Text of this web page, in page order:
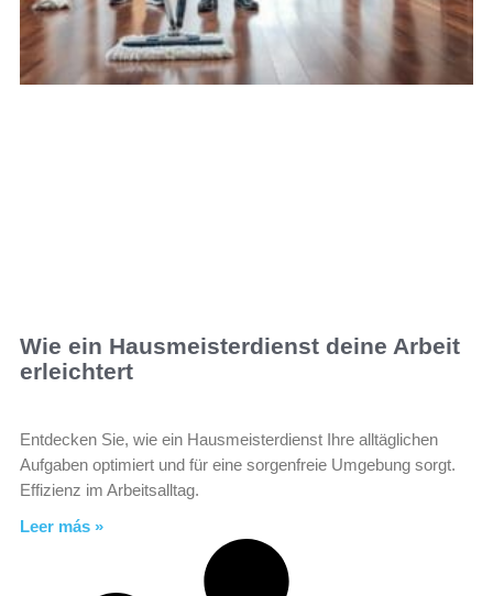
Wie ein Hausmeisterdienst deine Arbeit
erleichtert
Entdecken Sie, wie ein Hausmeisterdienst Ihre alltäglichen
Aufgaben optimiert und für eine sorgenfreie Umgebung sorgt.
Effizienz im Arbeitsalltag.
Leer más »